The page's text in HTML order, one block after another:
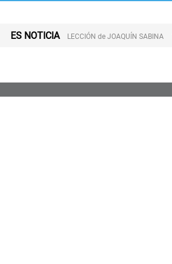
ES NOTICIA LECCIÓN de JOAQUÍN SABINA